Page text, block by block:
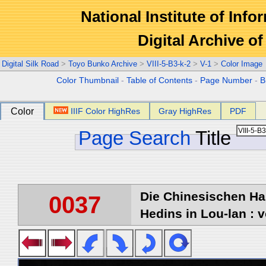
National Institute of
Digital Archive
Digital Silk Road > Toyo Bunko Archive > VIII-5-B3-k-2 > V-1 > Color Image
Color Thumbnail -Table of Contents - Page Number -
Color IIIF Color HighRes Gray HighRes PDF
Page Search Title
0037
Die Chinesischen
Hedins in Lou-lan :